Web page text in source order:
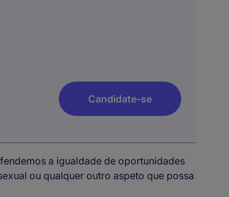
Candidate-se
a igualdade de oportunidades
ou qualquer outro aspeto que possa